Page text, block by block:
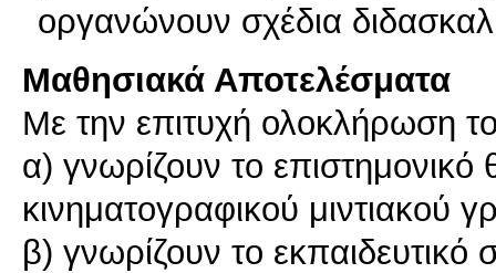
οργανώνουν σχέδια
Μαθησιακά Αποτελέσματα
Με την επιτυχή ολοκλήρωση
α) γνωρίζουν το επιστημονικό
κινηματογραφικού μιντιακού
β) γνωρίζουν το